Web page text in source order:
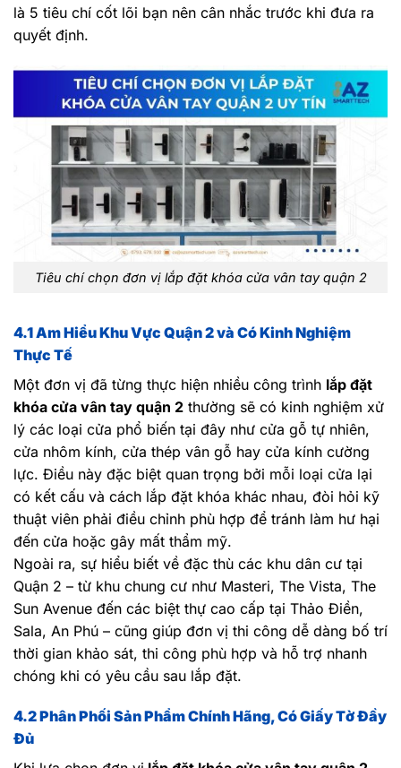
là 5 tiêu chí cốt lõi bạn nên cân nhắc trước khi đưa ra
quyết định.
Tiêu chí chọn đơn vị lắp đặt khóa cửa vân tay quận 2
4.1 Am Hiểu Khu Vực Quận 2 và Có Kinh Nghiệm
Thực Tế
Một đơn vị đã từng thực hiện nhiều công trình lắp đặt
khóa cửa vân tay quận 2 thường sẽ có kinh nghiệm xử
lý các loại cửa phổ biến tại đây như cửa gỗ tự nhiên,
cửa nhôm kính, cửa thép vân gỗ hay cửa kính cường
lực. Điều này đặc biệt quan trọng bởi mỗi loại cửa lại
có kết cấu và cách lắp đặt khóa khác nhau, đòi hỏi kỹ
thuật viên phải điều chỉnh phù hợp để tránh làm hư hại
đến cửa hoặc gây mất thẩm mỹ.
Ngoài ra, sự hiểu biết về đặc thù các khu dân cư tại
Quận 2 – từ khu chung cư như Masteri, The Vista, The
Sun Avenue đến các biệt thự cao cấp tại Thảo Điền,
Sala, An Phú – cũng giúp đơn vị thi công dễ dàng bố trí
thời gian khảo sát, thi công phù hợp và hỗ trợ nhanh
chóng khi có yêu cầu sau lắp đặt.
4.2 Phân Phối Sản Phẩm Chính Hãng, Có Giấy Tờ Đầy
Đủ